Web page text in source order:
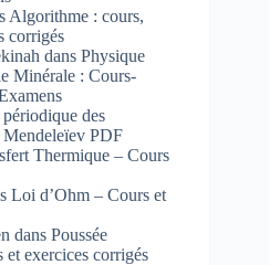
Algorithme : cours,
corrigés
dans Physique
Minérale : Cours-
des
Mendeleïev PDF
Thermique – Cours
Loi d’Ohm – Cours et
dans Poussée
exercices corrigés